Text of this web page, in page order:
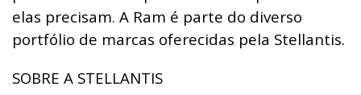
elas precisam. A Ram é parte do diverso
portfólio de marcas oferecidas pela Stellantis.
SOBRE A STELLANTIS